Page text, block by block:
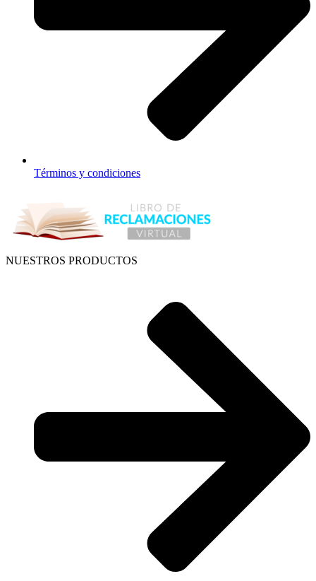
Términos y condiciones
NUESTROS PRODUCTOS